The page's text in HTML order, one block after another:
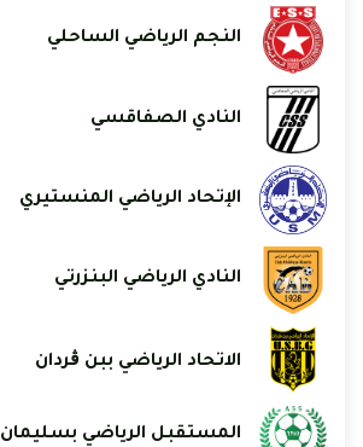
النجم الرياضي الساحلي
النادي الصفاقسي
الإتحاد الرياضي المنستيري
النادي الرياضي البنزرتي
الاتحاد الرياضي ببن ڨردان
المستقبل الرياضي بسليمان